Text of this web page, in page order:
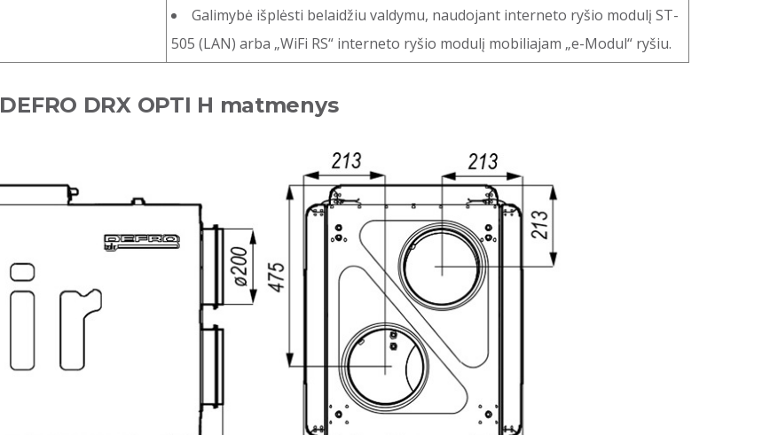
Galimybė išplėsti belaidžiu valdymu, naudojant interneto ryšio modulį ST-
505 (LAN) arba „WiFi RS“ interneto ryšio modulį mobiliajam „e-Modul“ ryšiu.
DEFRO DRX OPTI H matmenys